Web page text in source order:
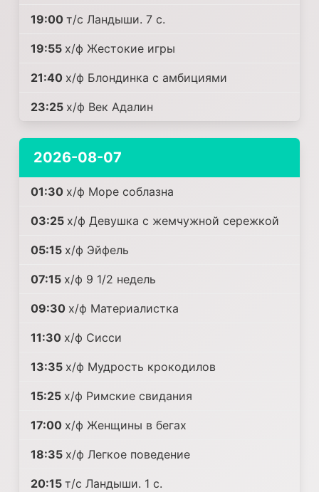
19:00 т/с Ландыши. 7 с.
19:55 х/ф Жестокие игры
21:40 х/ф Блондинка с амбициями
23:25 х/ф Век Адалин
2026-08-07
01:30 х/ф Море соблазна
03:25 х/ф Девушка с жемчужной сережкой
05:15 х/ф Эйфель
07:15 х/ф 9 1/2 недель
09:30 х/ф Материалистка
11:30 х/ф Сисси
13:35 х/ф Мудрость крокодилов
15:25 х/ф Римские свидания
17:00 х/ф Женщины в бегах
18:35 х/ф Легкое поведение
20:15 т/с Ландыши. 1 с.